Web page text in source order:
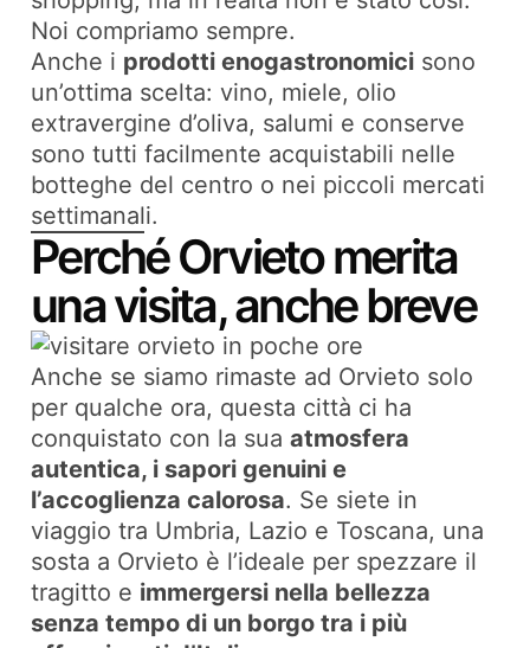
Noi compriamo sempre.
Anche i prodotti enogastronomici sono
un’ottima scelta: vino, miele, olio
extravergine d’oliva, salumi e conserve
sono tutti facilmente acquistabili nelle
botteghe del centro o nei piccoli mercati
settimanali.
Perché Orvieto merita
una visita, anche breve
Anche se siamo rimaste ad Orvieto solo
per qualche ora, questa città ci ha
conquistato con la suaatmosfera
autentica, i sapori genuini e
l’accoglienza calorosa. Se siete in
viaggio tra Umbria, Lazio e Toscana, una
sosta a Orvieto è l’ideale per spezzare il
tragitto e immergersi nella bellezza
senza tempo di un borgo tra i più